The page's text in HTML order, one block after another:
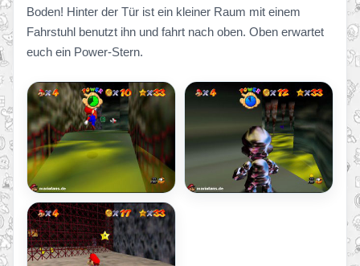
Boden! Hinter der Tür ist ein kleiner Raum mit einem
Fahrstuhl benutzt ihn und fahrt nach oben. Oben erwartet
euch ein Power-Stern.